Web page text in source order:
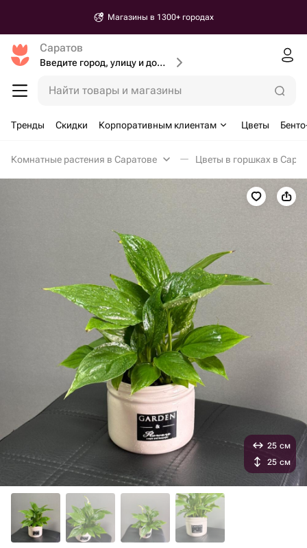
Магазины в 1300+ городах
Саратов
Введите город, улицу и дом доставки
Найти товары и магазины
Тренды Скидки Корпоративным клиентам Цветы
Комнатные растения в Саратове Цветы в горшках в
25 см
25 см